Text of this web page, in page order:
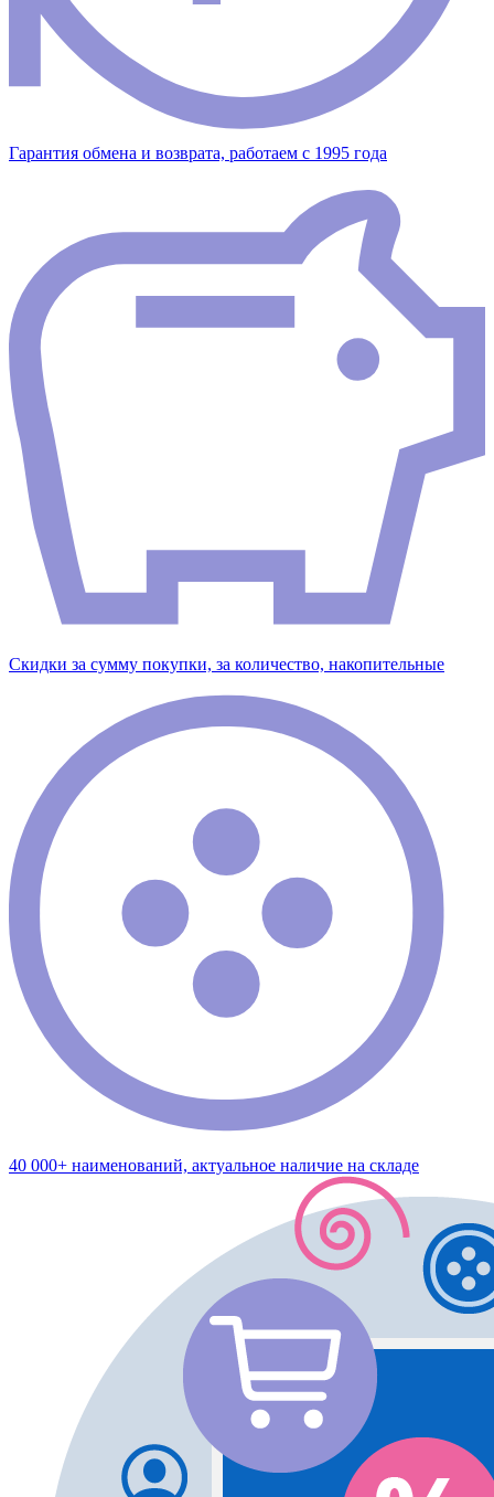
Гарантия обмена и возврата, работаем с 1995 года
Скидки за сумму покупки, за количество, накопительные
40 000+ наименований, актуальное наличие на складе